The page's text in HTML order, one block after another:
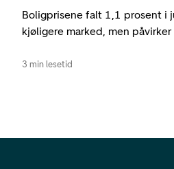
Boligprisene falt 1,1 prosent i
kjøligere marked, men
3 min lesetid